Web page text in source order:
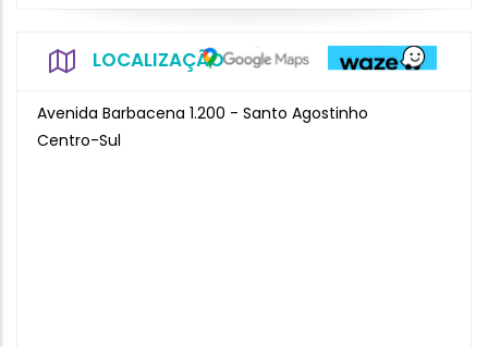
LOCALIZAÇÃO
Avenida Barbacena 1.200 - Santo Agostinho
Centro-Sul